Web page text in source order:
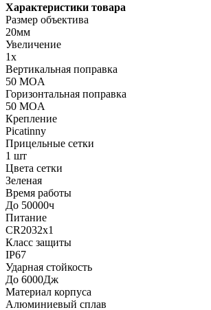
Характеристики товара
Размер объектива
20мм
Увеличение
1x
Вертикальная поправка
50 MOA
Горизонтальная поправка
50 MOA
Крепление
Picatinny
Прицельные сетки
1 шт
Цвета сетки
Зеленая
Время работы
До 50000ч
Питание
CR2032x1
Класс защиты
IP67
Ударная стойкость
До 6000Дж
Материал корпуса
Алюминиевый сплав